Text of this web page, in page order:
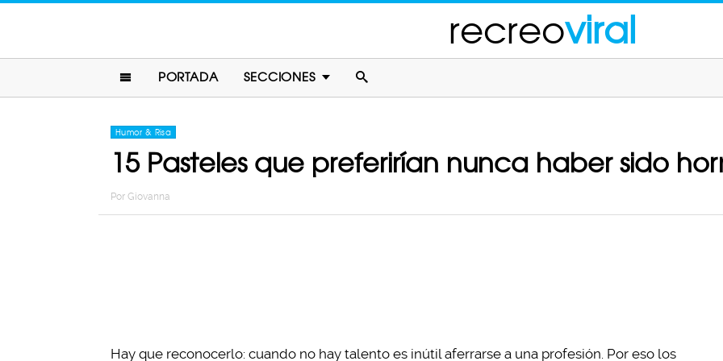
recreoviral
PORTADA SECCIONES
Humor & Risa
15 Pasteles que preferirían nunca haber sido
Por Giovanna
Hay que reconocerlo: cuando no hay talento es inútil aferrarse a una profesión. Por eso los